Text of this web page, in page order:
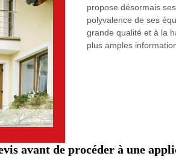
propose désormais
polyvalence de ses
grande qualité et à la
plus amples
avant de procéder à une